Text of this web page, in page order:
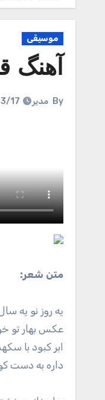
موسیقی
آهنگ
By مدیر 17
متن شعر:
یه روز نو یه
عکس بهار تو
ابر کبود با
داره به دست